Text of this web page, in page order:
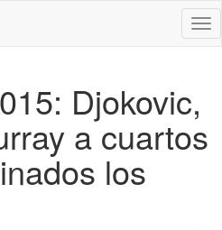
Djokovic,
a cuartos
los